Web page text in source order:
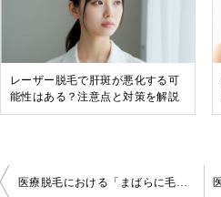
レーザー脱毛で肝斑が悪化する可
能性はある？注意点と対策を解説
投